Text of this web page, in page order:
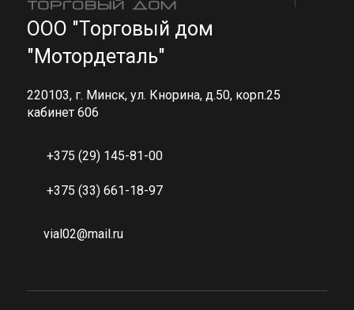
ООО "Торговый дом
"Мотордеталь"
220103, г. Минск, ул. Кнорина, д.50, корп.25
кабинет 606
+375 (29) 145-81-00
+375 (33) 661-18-97
vial02@mail.ru